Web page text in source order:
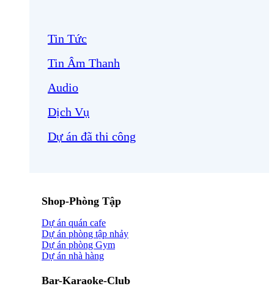
Tin Tức
Tin Âm Thanh
Audio
Dịch Vụ
Dự án đã thi công
Shop-Phòng Tập
Dự án quán cafe
Dự án phòng tập nhảy
Dự án phòng Gym
Dự án nhà hàng
Bar-Karaoke-Club